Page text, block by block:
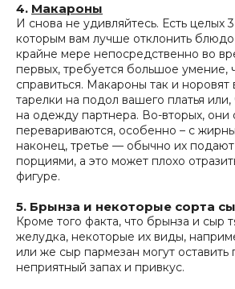
4. Макароны
И снова не удивляйтесь. Есть целых
которым вам лучше отклонить
крайне мере непосредственно во
первых, требуется большое умение,
справиться. Макароны так и норовят
тарелки на подол вашего платья
на одежду партнера. Во-вторых, они
перевариваются, особенно – с
наконец, третье — обычно их
порциями, а это может плохо
фигуре.
5. Брынза и некоторые сорта
Кроме того факта, что брынза и сыр
желудка, некоторые их виды,
или же сыр пармезан могут оставить
неприятный запах и привкус.